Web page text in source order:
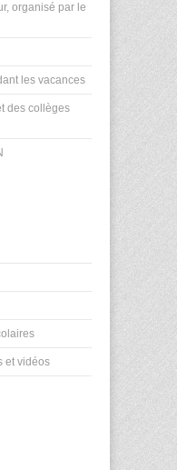
organisé par le
les vacances
des collèges
et vidéos